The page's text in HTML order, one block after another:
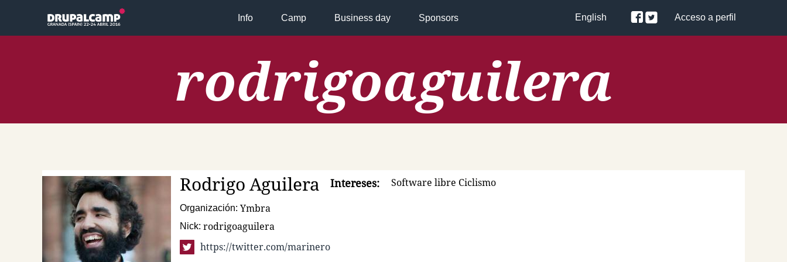
Info Camp Business day Sponsors Acceso a perfil
English
rodrigoaguilera
RodrigoAguilera
Organización: Ymbra
Nick: rodrigoaguilera
https://twitter.com/marinero
Intereses: Software libre Ciclismo